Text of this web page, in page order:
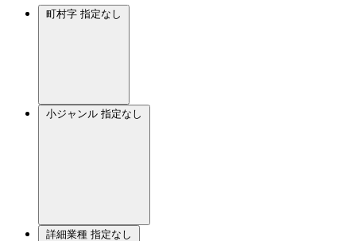
町村字 指定なし
小ジャンル 指定なし
詳細業種 指定なし